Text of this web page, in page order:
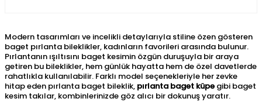
Modern tasarımları ve incelikli detaylarıyla stiline özen gösteren
baget pırlanta bileklikler, kadınların favorileri arasında bulunur.
Pırlantanın ışıltısını baget kesimin özgün duruşuyla bir araya
getiren bu bileklikler, hem günlük hayatta hem de özel davetlerde
rahatlıkla kullanılabilir. Farklı model seçenekleriyle her zevke
hitap eden pırlanta baget bileklik, pırlanta baget küpe gibi baget
kesim takılar, kombinlerinizde göz alıcı bir dokunuş yaratır.